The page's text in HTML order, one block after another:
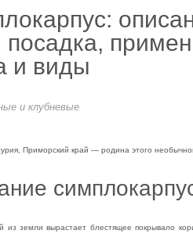
посадка,
и виды
и клубневые
Приморский край — родина этого
из земли вырастает блестящее покрывало